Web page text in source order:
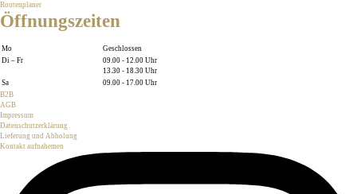
Routenplaner
Öffnungszeiten
Mo
Geschlossen
Di – Fr
09.00 - 12.00 Uhr
13.30 - 18.30 Uhr
Sa
09.00 - 17.00 Uhr
B2B
AGB
Impressum
Datenschutzerklärung
Lieferung und Abholung
Kontakt aufnahemen